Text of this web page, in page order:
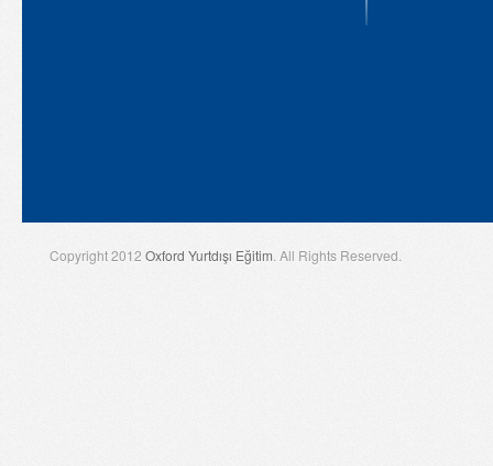
Copyright 2012 Oxford Yurtdışı Eğitim. All Rights Reserved.